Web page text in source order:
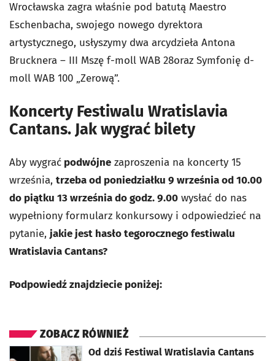
Wrocławska zagra właśnie pod batutą Maestro
Eschenbacha, swojego nowego dyrektora
artystycznego, usłyszymy dwa arcydzieła Antona
Brucknera – III Mszę f-moll WAB 28oraz Symfonię d-
moll WAB 100 „Zerową”.
Koncerty Festiwalu Wratislavia
Cantans. Jak wygrać bilety
Aby wygrać podwójne zaproszenia na koncerty 15
września, trzeba od poniedziałku 9 września od 10.00
do piątku 13 września do godz. 9.00 wysłać do nas
wypełniony formularz konkursowy i odpowiedzieć na
pytanie, jakie jest hasło tegorocznego festiwalu
Wratislavia Cantans?
Podpowiedź znajdziecie poniżej:
ZOBACZ RÓWNIEŻ
Od dziś Festiwal Wratislavia Cantans
otworzy się w nowej karcie